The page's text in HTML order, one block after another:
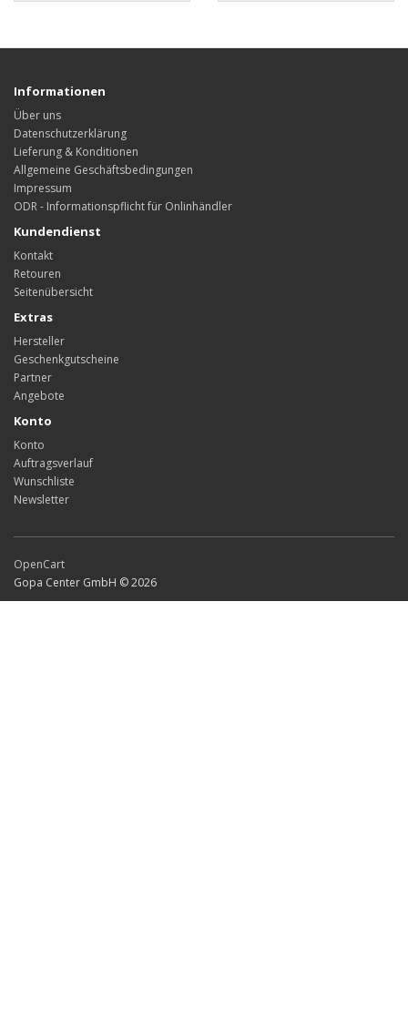
Informationen
Über uns
Datenschutzerklärung
Lieferung & Konditionen
Allgemeine Geschäftsbedingungen
Impressum
ODR - Informationspflicht für Onlinhändler
Kundendienst
Kontakt
Retouren
Seitenübersicht
Extras
Hersteller
Geschenkgutscheine
Partner
Angebote
Konto
Konto
Auftragsverlauf
Wunschliste
Newsletter
OpenCart
Gopa Center GmbH © 2026